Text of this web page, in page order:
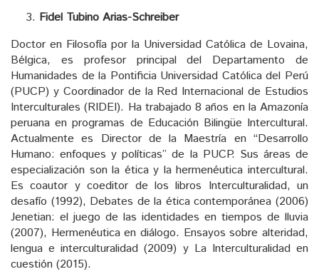
Fidel Tubino Arias-Schreiber
Doctor en Filosofía por la Universidad Católica de Lovaina,
Bélgica, es profesor principal del Departamento de
Humanidades de la Pontificia Universidad Católica del Perú
(PUCP) y Coordinador de la Red Internacional de Estudios
Interculturales (RIDEI). Ha trabajado 8 años en la Amazonía
peruana en programas de Educación Bilingüe Intercultural.
Actualmente es Director de la Maestría en “Desarrollo
Humano: enfoques y políticas” de la PUCP. Sus áreas de
especialización son la ética y la hermenéutica intercultural.
Es coautor y coeditor de los libros Interculturalidad, un
desafío (1992), Debates de la ética contemporánea (2006)
Jenetian: el juego de las identidades en tiempos de lluvia
(2007), Hermenéutica en diálogo. Ensayos sobre alteridad,
lengua e interculturalidad (2009) y La Interculturalidad en
cuestión (2015).